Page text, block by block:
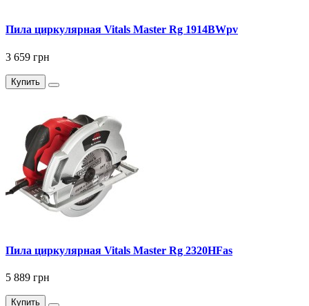
Пила циркулярная Vitals Master Rg 1914BWpv
3 659 грн
Купить
Пила циркулярная Vitals Master Rg 2320HFas
5 889 грн
Купить